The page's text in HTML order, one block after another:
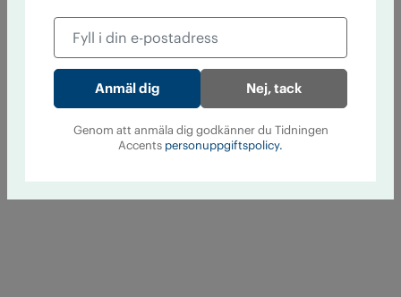
Nej, tack
Genom att anmäla dig godkänner du Tidningen
Accents personuppgiftspolicy.